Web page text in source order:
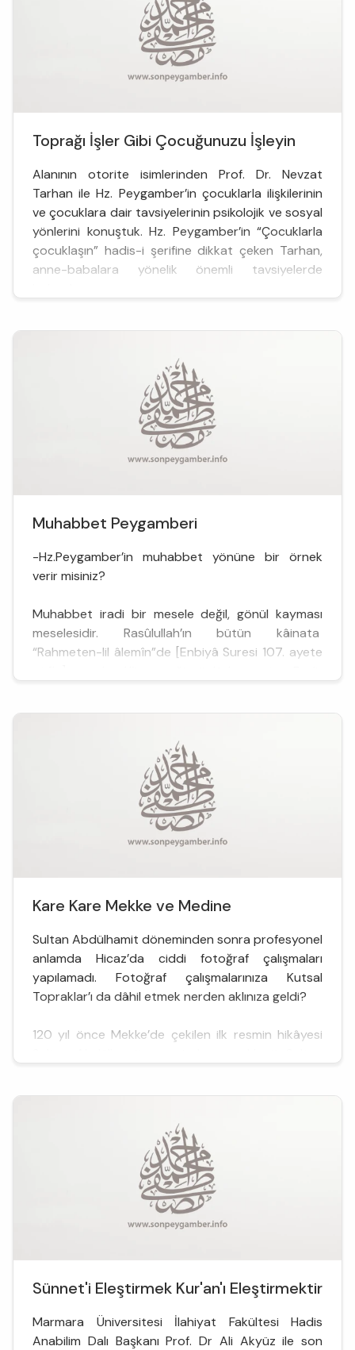
yaptırıp getirdi ve astı....
Toprağı İşler Gibi Çocuğunuzu İşleyin
Alanının otorite isimlerinden Prof. Dr. Nevzat
Tarhan ile Hz. Peygamber’in çocuklarla ilişkilerinin
ve çocuklara dair tavsiyelerinin psikolojik ve sosyal
yönlerini konuştuk. Hz. Peygamber’in “Çocuklarla
çocuklaşın” hadis-i şerifine dikkat çeken Tarhan,
anne-babalara yönelik önemli tavsiyelerde
“Her doğan çocuk muhakkak fıtrat üzerine doğar”
Muhabbet Peygamberi
-Hz.Peygamber’in muhabbet yönüne bir örnek
verir misiniz?
Muhabbet iradi bir mesele değil, gönül kayması
meselesidir. Rasûlullah’ın bütün kâinata
“Rahmeten-lil âlemîn”de [Enbiyâ Suresi 107. ayete
insanlar öldüğünde Rasûl, cesetlerin başına gitti ve
Kare Kare Mekke ve Medine
Sultan Abdülhamit döneminden sonra profesyonel
anlamda Hicaz’da ciddi fotoğraf çalışmaları
yapılamadı. Fotoğraf çalışmalarınıza Kutsal
Topraklar’ı da dâhil etmek nerden aklınıza geldi?
120 yıl önce Mekke’de çekilen ilk resmin hikâyesi
Topraklar’ın kontrolü Osmanlı yönetiminden Suudi
Sünnet'i Eleştirmek Kur'an'ı Eleştirmektir
Marmara Üniversitesi İlahiyat Fakültesi Hadis
Anabilim Dalı Başkanı Prof. Dr Ali Akyüz ile son